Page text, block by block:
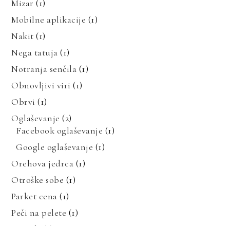
Mizar (1)
Mobilne aplikacije (1)
Nakit (1)
Nega tatuja (1)
Notranja senčila (1)
Obnovljivi viri (1)
Obrvi (1)
Oglaševanje (2)
Facebook oglaševanje (1)
Google oglaševanje (1)
Orehova jedrca (1)
Otroške sobe (1)
Parket cena (1)
Peči na pelete (1)